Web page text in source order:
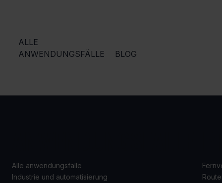
ALLE
ANWENDUNGSFÄLLE
BLOG
Alle anwendungsfälle
Industrie und automatisierung